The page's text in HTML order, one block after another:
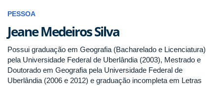
PESSOA
Jeane Medeiros Silva
Possui graduação em Geografia (Bacharelado e Licenciatura)
pela Universidade Federal de Uberlândia (2003), Mestrado e
Doutorado em Geografia pela Universidade Federal de
Uberlândia (2006 e 2012) e graduação incompleta em Letras